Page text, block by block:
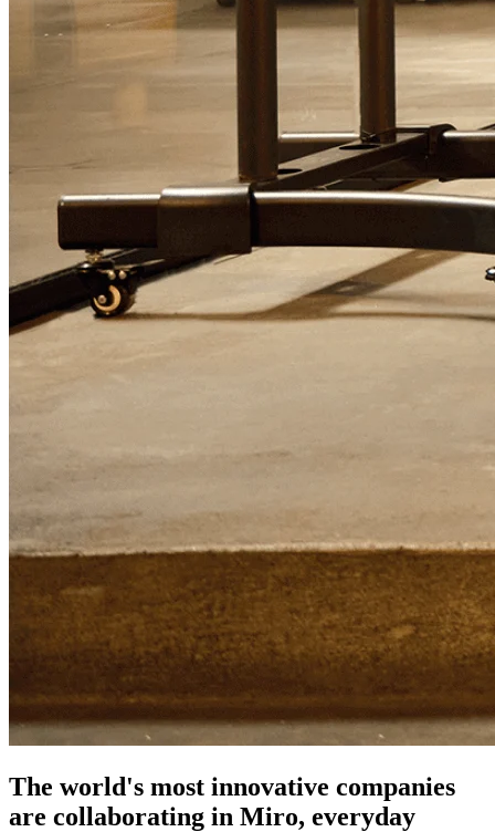
The world's most innovative companies
are collaborating in Miro, everyday